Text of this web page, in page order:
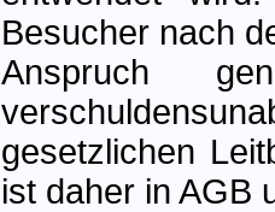
Besucher nach
Anspruch
gesetzlichen
ist daher in AGB